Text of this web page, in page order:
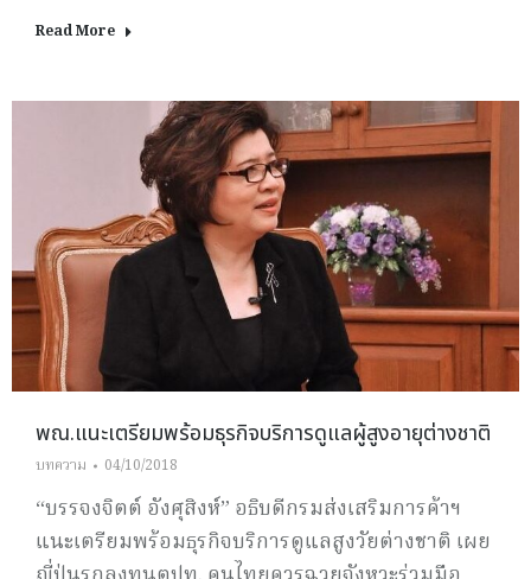
Read More
พณ.แนะเตรียมพร้อมธุรกิจบริการดูแลผู้สูงอายุต่างชาติ
บทความ 04/10/2018
“บรรจงจิตต์ อังศุสิงห์” อธิบดีกรมส่งเสริมการค้าฯ
แนะเตรียมพร้อมธุรกิจบริการดูแลสูงวัยต่างชาติ เผย